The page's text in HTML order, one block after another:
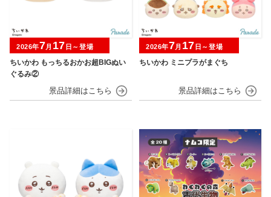
ちいかわ もっちるおかお超BIGぬい
ぐるみ②
2026年7月 17 日～登場
ちいかわ ミニプラがまぐち
2026年7月 17 日～登場